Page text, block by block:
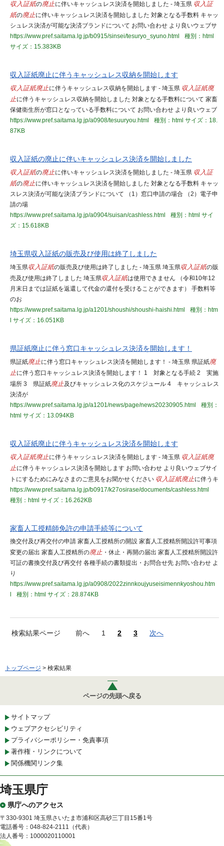
収入証紙の廃止に伴いキャッシュレス決済を開始しました - 埼玉県 収入証
紙の廃止に伴いキャッシュレス決済を開始しました 対象となる手数料 キャッ
シュレス決済が可能な決済ブランドについて お問い合わせ より良いウェブサ
https://www.pref.saitama.lg.jp/b0915/sinsei/tesuryo_syuno.html
種別：html
サイズ：15.383KB
収入証紙廃止に伴うキャッシュレス収納を開始します
収入証紙廃止に伴うキャッシュレス収納を開始します - 埼玉県 収入証紙廃
止に伴うキャッシュレス収納を開始しました 対象となる手数料について 家畜
保健衛生所が窓口となっている手数料について お問い合わせ より良いウェブ
https://www.pref.saitama.lg.jp/a0908/tesuuryou.html
種別：html サイズ：18.
87KB
収入証紙の廃止に伴いキャッシュレス決済を開始しました
収入証紙の廃止に伴いキャッシュレス決済を開始しました - 埼玉県 収入証
紙の廃止に伴いキャッシュレス決済を開始しました 対象となる手数料 キャッ
スレス決済が可能な決済ブランドについて （1）窓口申請の場合 （2）電子申
請の場
https://www.pref.saitama.lg.jp/a0904/suisan/cashless.html
種別：html サイ
ズ：15.618KB
埼玉県収入証紙の販売及び使用は終了しました
埼玉県収入証紙の販売及び使用は終了しました - 埼玉県 埼玉県収入証紙の販
売及び使用は終了しました 埼玉県収入証紙は使用できません （令和10年12
月末日までは証紙を返還して代金の還付を受けることができます） 手数料等
のお
https://www.pref.saitama.lg.jp/a1201/shoushi/shoushi-haishi.html
種別：htm
サイズ：16.051KB
県証紙廃止に伴う窓口キャッシュレス決済を開始します！
県証紙廃止に伴う窓口キャッシュレス決済を開始します！ - 埼玉県 県証紙廃
止に伴う窓口キャッシュレス決済を開始します！ 1 対象となる手続 2 実施
場所 3 県証紙廃止及びキャッシュレス化のスケジュール 4 キャッシュレス
決済が
https://www.pref.saitama.lg.jp/a1201/news/page/news20230905.html
種別：
html サイズ：13.094KB
収入証紙廃止に伴うキャッシュレス決済を開始します
収入証紙廃止に伴うキャッシュレス決済を開始します - 埼玉県 収入証紙廃
止に伴うキャッシュレス決済を開始します お問い合わせ より良いウェブサイ
トにするためにみなさまのご意見をお聞かせください 収入証紙廃止に伴うキ
https://www.pref.saitama.lg.jp/b0917/k27osirase/documents/cashless.html
種別：html サイズ：16.262KB
家畜人工授精師免許の申請手続等について
換交付及び再交付の申請 家畜人工授精所の開設 家畜人工授精所開設許可事項
変更の届出 家畜人工授精所の廃止 ・休止・再開の届出 家畜人工授精所開設許
可証の書換交付及び再交付 各種手続の書類提出・お問合せ先 お問い合わせ よ
り
https://www.pref.saitama.lg.jp/a0908/2022zinnkoujyuseisimennkyoshou.htm
種別：html サイズ：28.874KB
検索結果ページ 前へ 1 2 3 次へ
トップページ > 検索結果
ページの先頭へ戻る
サイトマップ
ウェブアクセシビリティ
プライバシーポリシー・免責事項
著作権・リンクについて
関係機関リンク集
埼玉県庁
県庁へのアクセス
〒330-9301 埼玉県さいたま市浦和区高砂三丁目15番1号
電話番号：048-824-2111（代表）
法人番号：1000020110001